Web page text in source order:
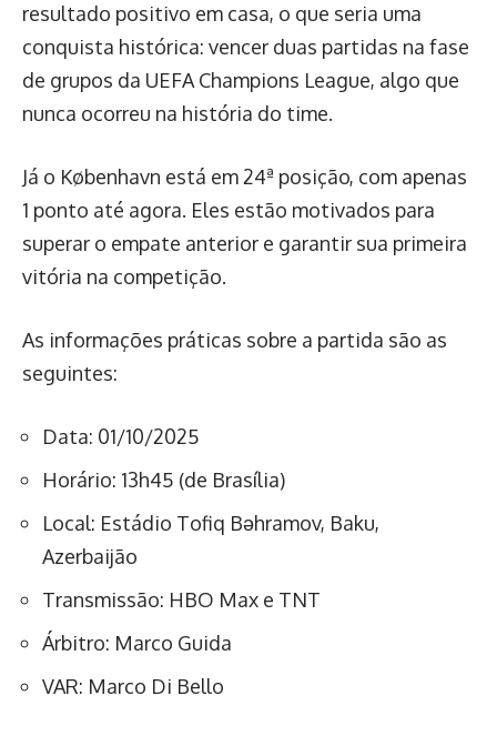
resultado positivo em casa, o que seria uma
conquista histórica: vencer duas partidas na fase
de grupos da UEFA Champions League, algo que
nunca ocorreu na história do time.
Já o København está em 24ª posição, com apenas
1 ponto até agora. Eles estão motivados para
superar o empate anterior e garantir sua primeira
vitória na competição.
As informações práticas sobre a partida são as
seguintes:
Data: 01/10/2025
Horário: 13h45 (de Brasília)
Local: Estádio Tofiq Bəhramov, Baku,
Azerbaijão
Transmissão: HBO Max e TNT
Árbitro: Marco Guida
VAR: Marco Di Bello